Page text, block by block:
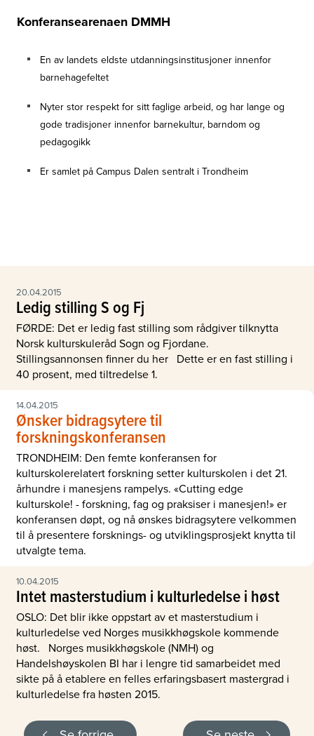
Konferansearenaen DMMH
En av landets eldste utdanningsinstitusjoner innenfor
barnehagefeltet
Nyter stor respekt for sitt faglige arbeid, og har lange og
gode tradisjoner innenfor barnekultur, barndom og
pedagogikk
Er samlet på Campus Dalen sentralt i Trondheim
20.04.2015
Ledig stilling S og Fj
FØRDE: Det er ledig fast stilling som rådgiver tilknytta
Norsk kulturskuleråd Sogn og Fjordane.
Stillingsannonsen finner du her Dette er en fast stilling i
40 prosent, med tiltredelse 1.
14.04.2015
Ønsker bidragsytere til
forskningskonferansen
TRONDHEIM: Den femte konferansen for
kulturskolerelatert forskning setter kulturskolen i det 21.
århundre i manesjens rampelys. «Cutting edge
kulturskole! - forskning, fag og praksiser i manesjen!» er
konferansen døpt, og nå ønskes bidragsytere velkommen
til å presentere forsknings- og utviklingsprosjekt knytta til
utvalgte tema.
10.04.2015
Intet masterstudium i kulturledelse i høst
OSLO: Det blir ikke oppstart av et masterstudium i
kulturledelse ved Norges musikkhøgskole kommende
høst. Norges musikkhøgskole (NMH) og
Handelshøyskolen BI har i lengre tid samarbeidet med
sikte på å etablere en felles erfaringsbasert mastergrad i
kulturledelse fra høsten 2015.